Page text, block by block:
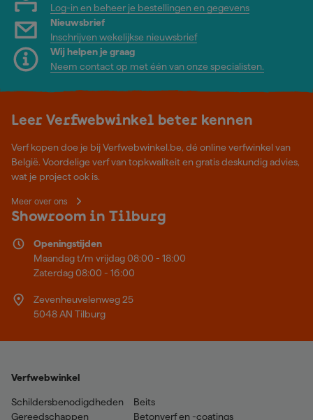
Log-in en beheer je bestellingen en gegevens
Nieuwsbrief
Inschrijven wekelijkse nieuwsbrief
Wij helpen je graag
Neem contact op met één van onze specialisten.
Leer Verfwebwinkel beter kennen
Verf kopen doe je bij Verfwebwinkel.be, dé online verfwinkel van
België. Voordelige verf van topkwaliteit en gratis deskundig advies,
wat je project ook is.
Meer over ons
Showroom in Tilburg
Openingstijden
Maandag t/m vrijdag 08:00 - 18:00
Zaterdag 08:00 - 16:00
Zevenheuvelenweg 25
5048 AN Tilburg
Verfwebwinkel
Schildersbenodigdheden
Gereedschappen
Beits
Betonverf en -coatings